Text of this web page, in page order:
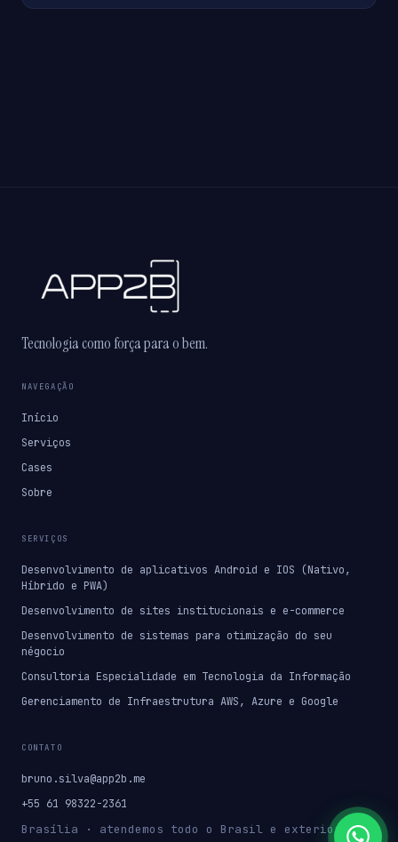
Tecnologia como força para o bem.
NAVEGAÇÃO
Início
Serviços
Cases
Sobre
SERVIÇOS
Desenvolvimento de aplicativos Android e IOS (Nativo,
Híbrido e PWA)
Desenvolvimento de sites institucionais e e-commerce
Desenvolvimento de sistemas para otimização do seu
négocio
Consultoria Especialidade em Tecnologia da Informação
Gerenciamento de Infraestrutura AWS, Azure e Google
CONTATO
bruno.silva@app2b.me
+55 61 98322-2361
Brasília · atendemos todo o Brasil e exterior